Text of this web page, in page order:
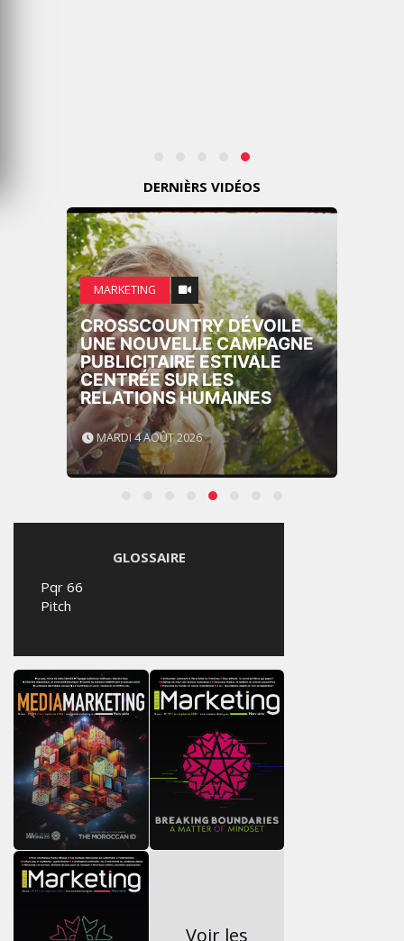
DERNIÈRS VIDÉOS
MARKETING
CROSSCOUNTRY DÉVOILE
UNE NOUVELLE CAMPAGNE
PUBLICITAIRE ESTIVALE
CENTRÉE SUR LES
RELATIONS HUMAINES
MARDI 4 AOÛT 2026
GLOSSAIRE
Pqr 66
Pitch
Voir les